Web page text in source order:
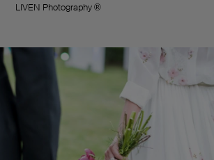
LIVEN Photography ®